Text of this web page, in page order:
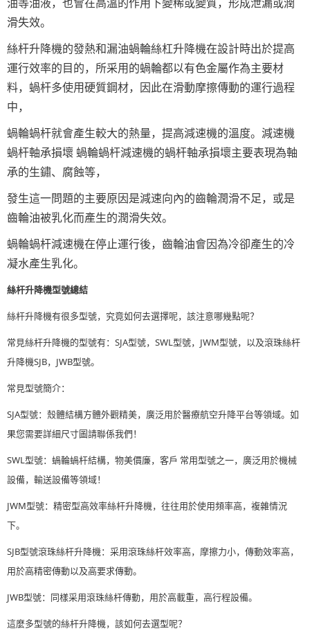
油等油液，也會在高溫的作用下變稀或變質，形成泄漏或潤
滑失效。
絲杆升降機的發熱和漏油蝸輪絲杠升降機在設計時出於提高
運行效率的目的，所采用的蝸輪都以有色金屬作為主要材
料，蝸杆多使用硬質鋼材，因此在滑動摩擦傳動的運行過程
中，
蝸輪蝸杆就會產生較大的熱量，提高減速機的溫度。減速機
蝸杆軸承損壞 蝸輪蝸杆減速機的蝸杆軸承損壞主要表現為軸
承的生鏽、腐蝕等，
發生這一問題的主要原因是減速向內的齒輪潤滑不足，或是
齒輪油被乳化而產生的潤滑失效。
蝸輪蝸杆減速機在停止運行後，齒輪油會因為冷卻產生的冷
凝水產生乳化。
絲杆升降機型號總結
絲杆升降機有很多型號，究竟如何去選擇呢，該注意哪幾點呢？
常見絲杆升降機的型號有：SJA型號，SWL型號，JWM型號，以及滾珠絲杆
升降機SJB，JWB型號。
常見型號簡介：
SJA型號：殼體結構方體外觀精美，廣泛用於醫療航空升降平台等領域。如
果您需要詳細尺寸圖請聯係我們！
SWL型號：蝸輪蝸杆結構，物美價廉，客戶 常用型號之一，廣泛用於機械
設備，輸送設備等領域！
JWM型號：精密型高效率絲杆升降機，往往用於使用頻率高，複雜情況
下。
SJB型號滾珠絲杆升降機：采用滾珠絲杆效率高，摩擦力小，傳動效率高，
用於高精密傳動以及高要求傳動。
JWB型號：同樣采用滾珠絲杆傳動，用於高載重，高行程設備。
這麼多型號的絲杆升降機，該如何去選型呢？